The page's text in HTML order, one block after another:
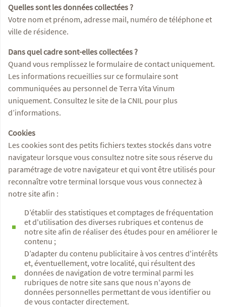
Quelles sont les données collectées ?
Votre nom et prénom, adresse mail, numéro de téléphone et
ville de résidence.
Dans quel cadre sont-elles collectées ?
Quand vous remplissez le formulaire de contact uniquement.
Les informations recueillies sur ce formulaire sont
communiquées au personnel de Terra Vita Vinum
uniquement. Consultez le site de la CNIL pour plus
d’informations.
Cookies
Les cookies sont des petits fichiers textes stockés dans votre
navigateur lorsque vous consultez notre site sous réserve du
paramétrage de votre navigateur et qui vont être utilisés pour
reconnaître votre terminal lorsque vous vous connectez à
notre site afin :
D’établir des statistiques et comptages de fréquentation
et d'utilisation des diverses rubriques et contenus de
notre site afin de réaliser des études pour en améliorer le
contenu ;
D’adapter du contenu publicitaire à vos centres d'intérêts
et, éventuellement, votre localité, qui résultent des
données de navigation de votre terminal parmi les
rubriques de notre site sans que nous n'ayons de
données personnelles permettant de vous identifier ou
de vous contacter directement.